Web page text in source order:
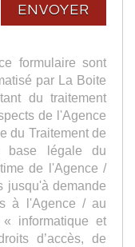
ENVOYER
formulaire sont
par La Boite
du traitement
de l'Agence
du Traitement de
base légale du
de l'Agence /
jusqu'à demande
à l'Agence / au
informatique et
d’accès, de